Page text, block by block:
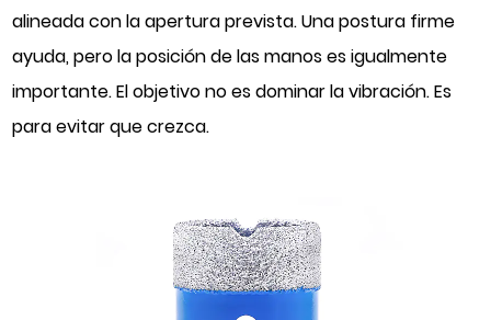
alineada con la apertura prevista. Una postura firme
ayuda, pero la posición de las manos es igualmente
importante. El objetivo no es dominar la vibración. Es
para evitar que crezca.